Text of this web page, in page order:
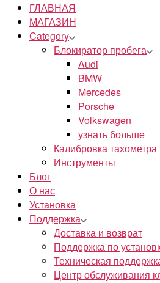
ГЛАВНАЯ
МАГАЗИН
Category
Блокиратор пробега
Audi
BMW
Mercedes
Porsche
Volkswagen
узнать больше
Калибровка тахометра
Инструменты
Блог
О нас
Установка
Поддержка
Доставка и возврат
Поддержка по
Техническая
Центр обслуживания